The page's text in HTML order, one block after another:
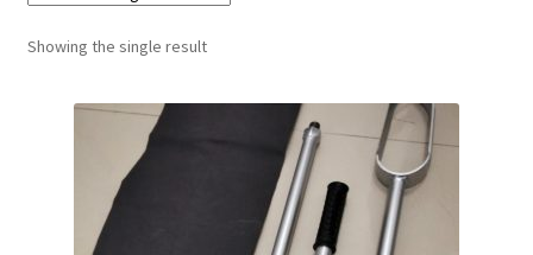
Kontak Kami
My account
Sample Page
Showing the single result